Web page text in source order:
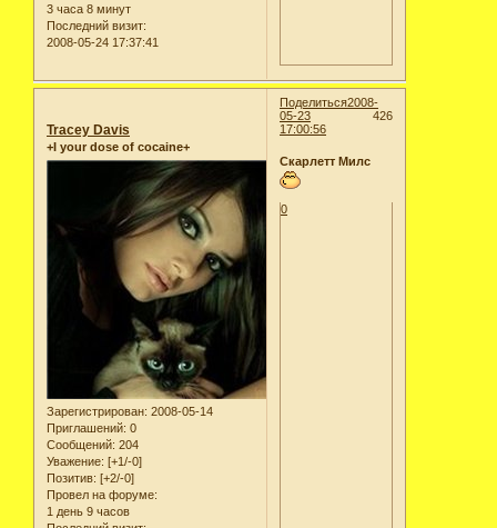
3 часа 8 минут
Последний визит:
2008-05-24 17:37:41
Поделиться
426
2008-
05-23
17:00:56
Tracey Davis
+I your dose of cocaine+
Зарегистрирован: 2008-05-14
Приглашений: 0
Сообщений: 204
Уважение: [+1/-0]
Позитив: [+2/-0]
Провел на форуме:
1 день 9 часов
Скарлетт Милс
0